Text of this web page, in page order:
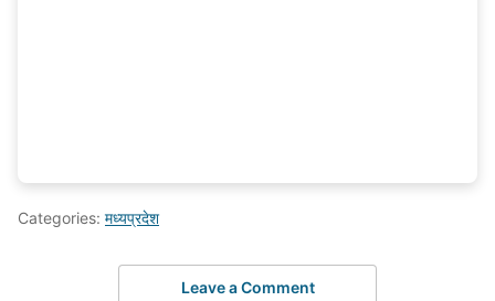
Categories: मध्यप्रदेश
Leave a Comment